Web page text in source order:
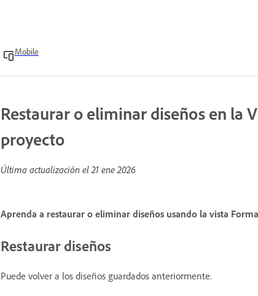
Mobile
Restaurar o eliminar diseños en la
proyecto
Última actualización el21 ene 2026
Aprenda a restaurar o eliminar diseños usando la vista
Restaurar diseños
Puede volver a los diseños guardados anteriormente.